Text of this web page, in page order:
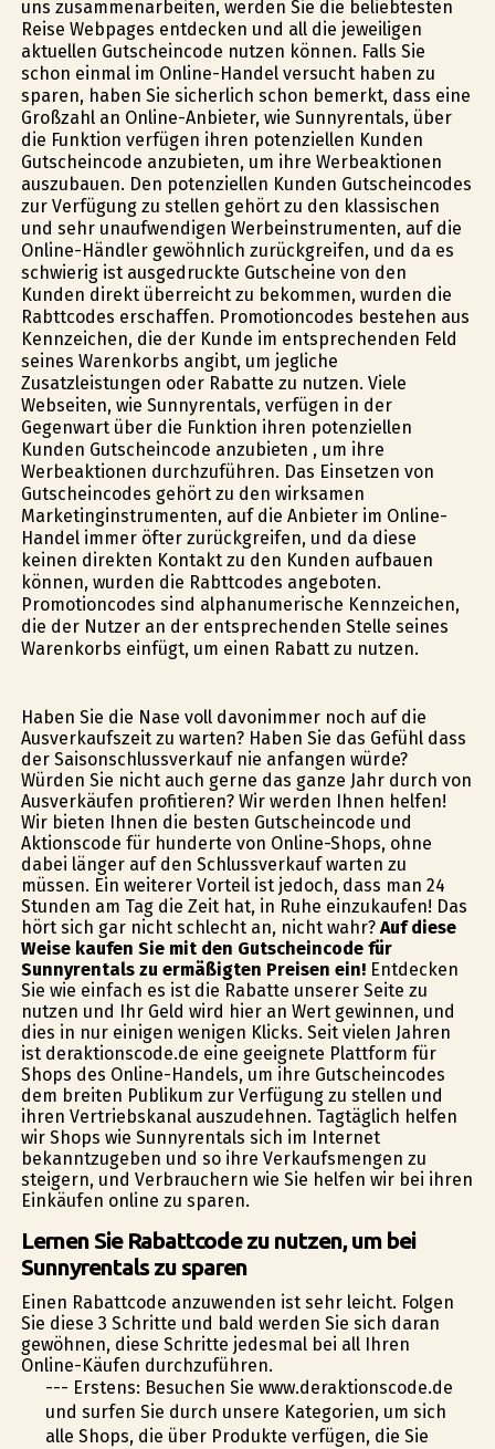
uns zusammenarbeiten, werden Sie die beliebtesten
Reise Webpages entdecken und all die jeweiligen
aktuellen Gutscheincode nutzen können. Falls Sie
schon einmal im Online-Handel versucht haben zu
sparen, haben Sie sicherlich schon bemerkt, dass eine
Großzahl an Online-Anbieter, wie Sunnyrentals, über
die Funktion verfügen ihren potenziellen Kunden
Gutscheincode anzubieten, um ihre Werbeaktionen
auszubauen. Den potenziellen Kunden Gutscheincodes
zur Verfügung zu stellen gehört zu den klassischen
und sehr unaufwendigen Werbeinstrumenten, auf die
Online-Händler gewöhnlich zurückgreifen, und da es
schwierig ist ausgedruckte Gutscheine von den
Kunden direkt überreicht zu bekommen, wurden die
Rabttcodes erschaffen. Promotioncodes bestehen aus
Kennzeichen, die der Kunde im entsprechenden Feld
seines Warenkorbs angibt, um jegliche
Zusatzleistungen oder Rabatte zu nutzen. Viele
Webseiten, wie Sunnyrentals, verfügen in der
Gegenwart über die Funktion ihren potenziellen
Kunden Gutscheincode anzubieten , um ihre
Werbeaktionen durchzuführen. Das Einsetzen von
Gutscheincodes gehört zu den wirksamen
Marketinginstrumenten, auf die Anbieter im Online-
Handel immer öfter zurückgreifen, und da diese
keinen direkten Kontakt zu den Kunden aufbauen
können, wurden die Rabttcodes angeboten.
Promotioncodes sind alphanumerische Kennzeichen,
die der Nutzer an der entsprechenden Stelle seines
Warenkorbs einfügt, um einen Rabatt zu nutzen.
Haben Sie die Nase voll davonimmer noch auf die
Ausverkaufszeit zu warten? Haben Sie das Gefühl dass
der Saisonschlussverkauf nie anfangen würde?
Würden Sie nicht auch gerne das ganze Jahr durch von
Ausverkäufen profitieren? Wir werden Ihnen helfen!
Wir bieten Ihnen die besten Gutscheincode und
Aktionscode für hunderte von Online-Shops, ohne
dabei länger auf den Schlussverkauf warten zu
müssen. Ein weiterer Vorteil ist jedoch, dass man 24
Stunden am Tag die Zeit hat, in Ruhe einzukaufen! Das
hört sich gar nicht schlecht an, nicht wahr? Auf diese
Weise kaufen Sie mit den Gutscheincode für
Sunnyrentals zu ermäßigten Preisen ein!Entdecken
Sie wie einfach es ist die Rabatte unserer Seite zu
nutzen und Ihr Geld wird hier an Wert gewinnen, und
dies in nur einigen wenigen Klicks. Seit vielen Jahren
ist deraktionscode.de eine geeignete Plattform für
Shops des Online-Handels, um ihre Gutscheincodes
dem breiten Publikum zur Verfügung zu stellen und
ihren Vertriebskanal auszudehnen. Tagtäglich helfen
wir Shops wie Sunnyrentals sich im Internet
bekanntzugeben und so ihre Verkaufsmengen zu
steigern, und Verbrauchern wie Sie helfen wir bei ihren
Einkäufen online zu sparen.
Lernen Sie Rabattcode zu nutzen, um bei
Sunnyrentals zu sparen
Einen Rabattcode anzuwenden ist sehr leicht. Folgen
Sie diese 3 Schritte und bald werden Sie sich daran
gewöhnen, diese Schritte jedesmal bei all Ihren
Online-Käufen durchzuführen.
--- Erstens: Besuchen Sie www.deraktionscode.de
und surfen Sie durch unsere Kategorien, um sich
alle Shops, die über Produkte verfügen, die Sie